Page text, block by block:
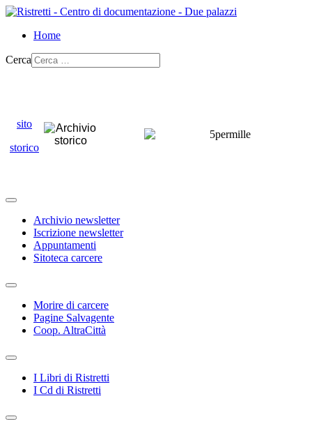
Home
Cerca
sito
storico
Archivio newsletter
Iscrizione newsletter
Appuntamenti
Sitoteca carcere
Morire di carcere
Pagine Salvagente
Coop. AltraCittà
I Libri di Ristretti
I Cd di Ristretti